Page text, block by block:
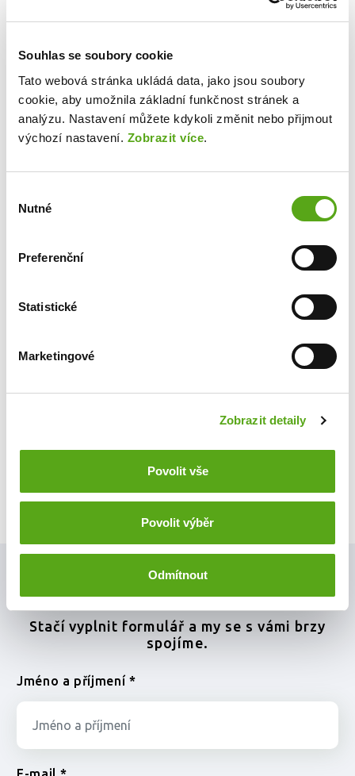
Souhlas se soubory cookie
Tato webová stránka ukládá data, jako jsou soubory
cookie, aby umožnila základní funkčnost stránek a
analýzu. Nastavení můžete kdykoli změnit nebo přijmout
výchozí nastavení. Zobrazit více.
souhlasu
Nutné
Preferenční
Statistické
Marketingové
Zobrazit detaily
Povolit vše
Povolit výběr
Odmítnout
5 týdnů dovolenéa3 Sick Days/ rok
lékařská péče EUC Plus zdarma
vybraných automobilek
zvýhodněné volání pro rodinu a blízké od T-
Mobile
zvýhodněné ceny v síti Orlen
(Alza.cz, UniCredit Bank, vstupenky do
zahraničních hotelech aj.)
Máte zájem o tuto pozici?
Stačí vyplnit formulář a my se s vámi brzy
spojíme.
Jméno a příjmení *